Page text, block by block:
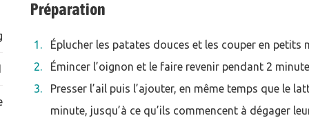
Préparation
Éplucher les patates douces et les couper en petits
Émincer l’oignon et le faire revenir pendant 2
Presser l’ail puis l’ajouter, en même temps que le
minute, jusqu’à ce qu’ils commencent à dégager